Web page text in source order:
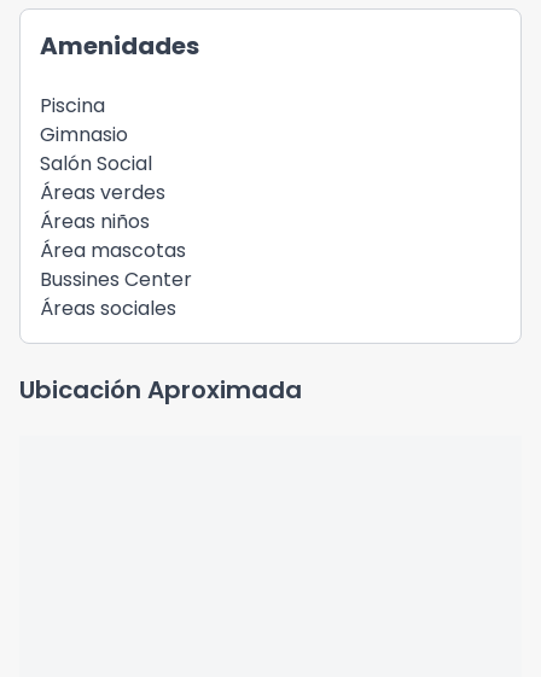
Amenidades
Piscina
Gimnasio
Salón Social
Áreas verdes
Áreas niños
Área mascotas
Bussines Center
Áreas sociales
Ubicación Aproximada